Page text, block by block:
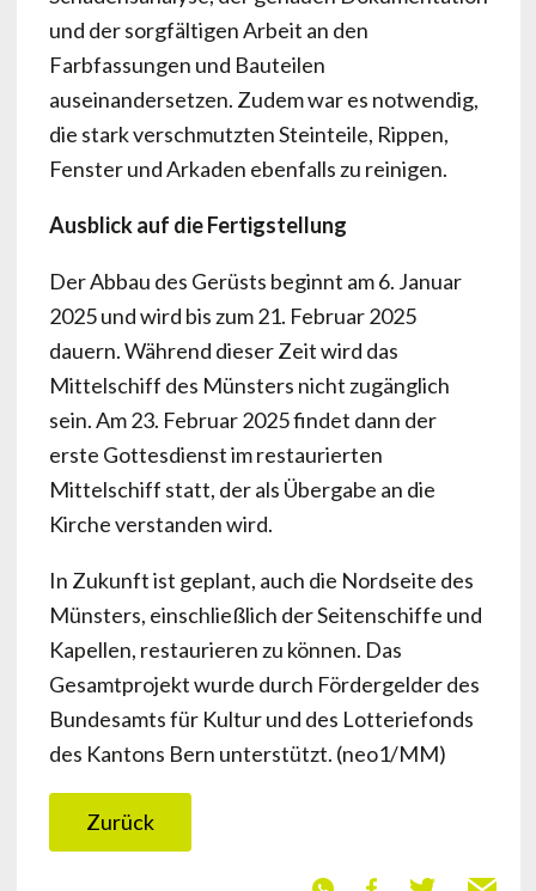
und der sorgfältigen Arbeit an den
Farbfassungen und Bauteilen
auseinandersetzen. Zudem war es notwendig,
die stark verschmutzten Steinteile, Rippen,
Fenster und Arkaden ebenfalls zu reinigen.
Ausblick auf die Fertigstellung
Der Abbau des Gerüsts beginnt am 6. Januar
2025 und wird bis zum 21. Februar 2025
dauern. Während dieser Zeit wird das
Mittelschiff des Münsters nicht zugänglich
sein. Am 23. Februar 2025 findet dann der
erste Gottesdienst im restaurierten
Mittelschiff statt, der als Übergabe an die
Kirche verstanden wird.
In Zukunft ist geplant, auch die Nordseite des
Münsters, einschließlich der Seitenschiffe und
Kapellen, restaurieren zu können. Das
Gesamtprojekt wurde durch Fördergelder des
Bundesamts für Kultur und des Lotteriefonds
des Kantons Bern unterstützt. (neo1/MM)
Zurück